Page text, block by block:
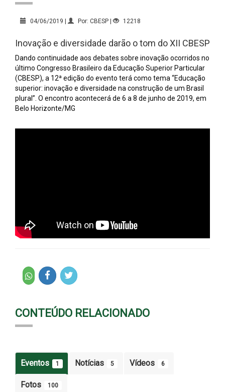
04/06/2019 | Por: CBESP | 12218
Inovação e diversidade darão o tom do XII CBESP
Dando continuidade aos debates sobre inovação ocorridos no
último Congresso Brasileiro da Educação Superior Particular
(CBESP), a 12ª edição do evento terá como tema “Educação
superior: inovação e diversidade na construção de um Brasil
plural”. O encontro acontecerá de 6 a 8 de junho de 2019, em
Belo Horizonte/MG
CONTEÚDO RELACIONADO
Eventos 1 Notícias 5 Vídeos 6
Fotos 100